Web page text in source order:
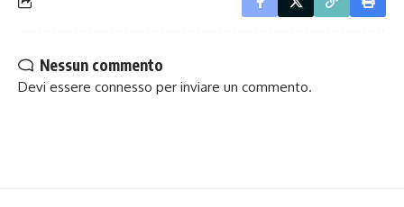
Nessun commento
Devi essere connesso per inviare un commento.